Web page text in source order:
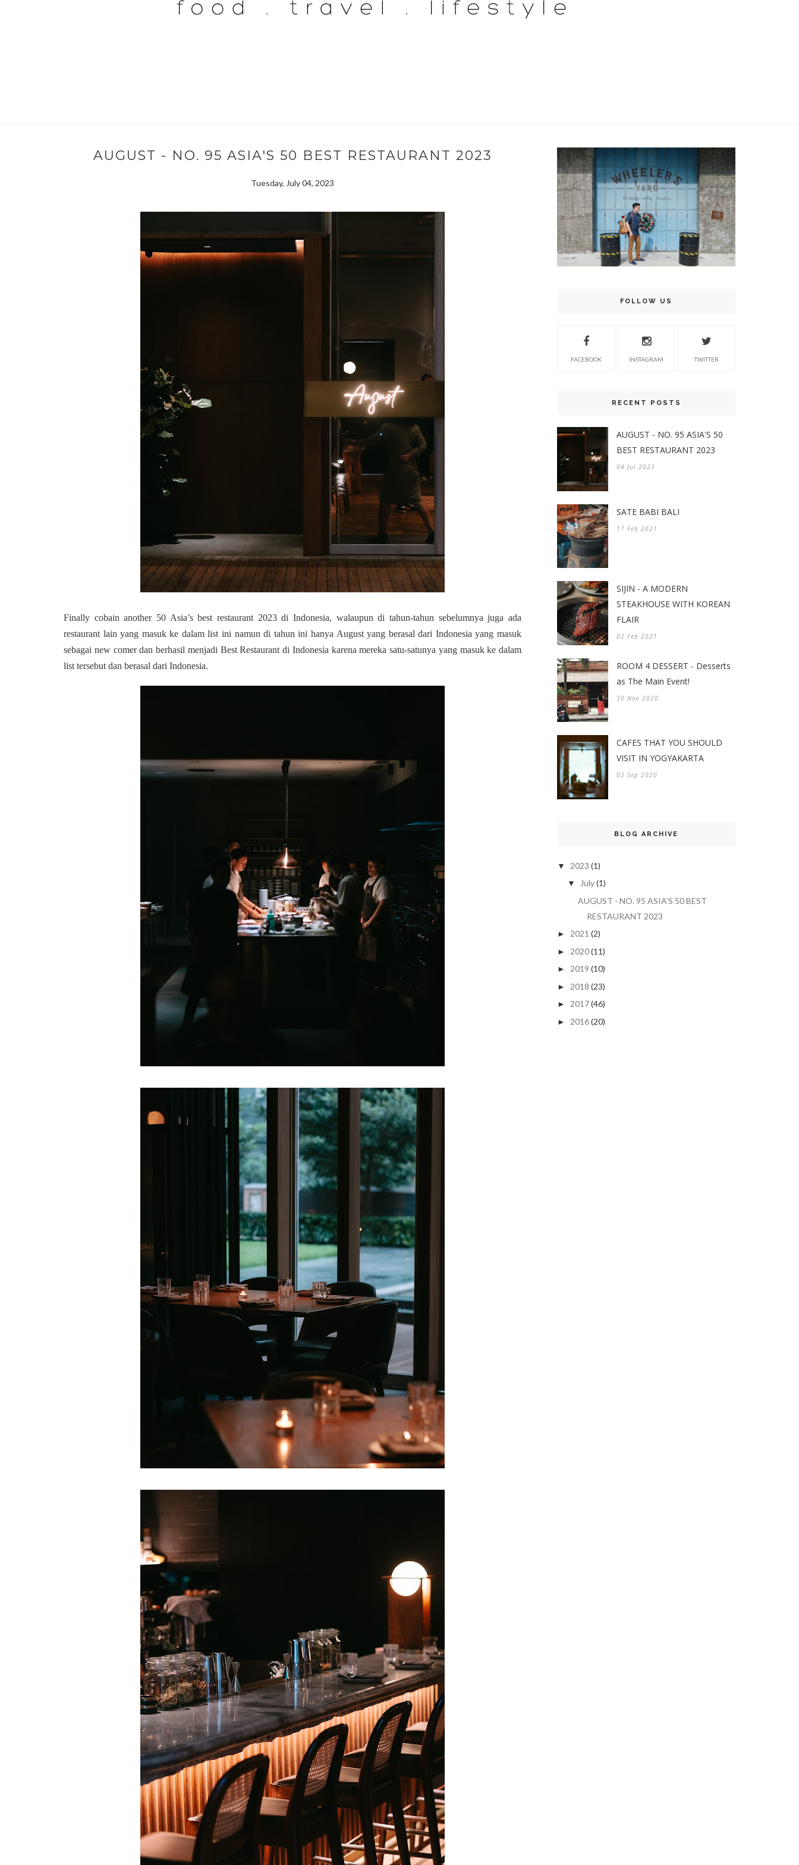
AUGUST - NO. 95 ASIA'S 50 BEST RESTAURANT 2023
Tuesday, July 04, 2023
Finally cobain another 50 Asia’s best restaurant 2023di Indonesia, walaupun di tahun-tahun sebelumnya juga ada
restaurant lain yang masuk ke dalam list ini namun di tahun ini hanya August yang berasal dari Indonesia yang masuk
sebagai new comer dan berhasil menjadi Best Restaurant di Indonesia karena mereka satu-satunya yang masuk ke dalam
list tersebut dan berasal dari Indonesia.
FOLLOW US
FACEBOOK INSTAGRAM TWITTER
RECENT POSTS
AUGUST - NO. 95 ASIA'S 50
BEST RESTAURANT 2023
04 Jul 2023
SATE BABI BALI
17 Feb 2021
SIJIN - A MODERN
STEAKHOUSE WITH KOREAN
FLAIR
02 Feb 2021
ROOM 4 DESSERT - Desserts
as The Main Event!
30 Nov 2020
CAFES THAT YOU SHOULD
VISIT IN YOGYAKARTA
03 Sep 2020
BLOG ARCHIVE
▼ 2023 (1)
▼ July(1)
AUGUST - NO. 95 ASIA'S 50 BEST
RESTAURANT 2023
► 2021 (2)
► 2020(11)
► 2019 (10)
► 2018 (23)
► 2017(46)
► 2016(20)